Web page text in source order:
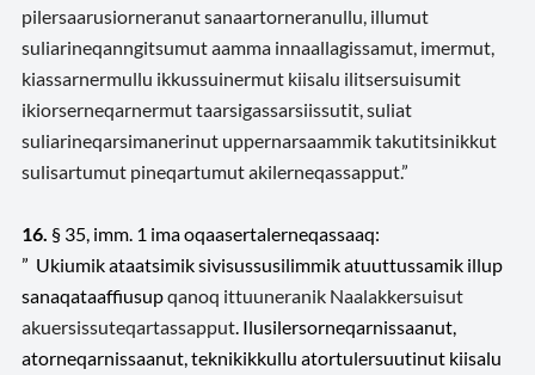
pilersaarusiorneranut sanaartorneranullu , illumut
suliarineqanngitsumut aamma innaallagissamut, imermut,
kiassarnermullu ikkussuinermut kiisalu ilitsersuisumit
ikiorserneqarnermut taarsigassarsiissutit, suliat
suliarineqarsimanerinut uppernarsaammik takutitsinikkut
sulisartumut pineqartumut akilerneqassapput.”
16. § 35, imm. 1 ima oqaasertalerneqassaaq:
” Ukiumik ataatsimik sivisussusilimmik atuuttussamik illup
sanaqataaffiusupqanoq ittuuneranik Naalakkersuisut
akuersissuteqartassapput . Ilusilersorneqarnissaanut,
atorneqarnissaanut, teknikikkullu atortulersuutinut kiisalu